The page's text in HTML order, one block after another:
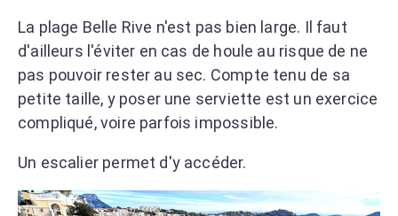
La plage Belle Rive n'est pas bien large. Il faut
d'ailleurs l'éviter en cas de houle au risque de ne
pas pouvoir rester au sec. Compte tenu de sa
petite taille, y poser une serviette est un exercice
compliqué, voire parfois impossible.
Un escalier permet d'y accéder.